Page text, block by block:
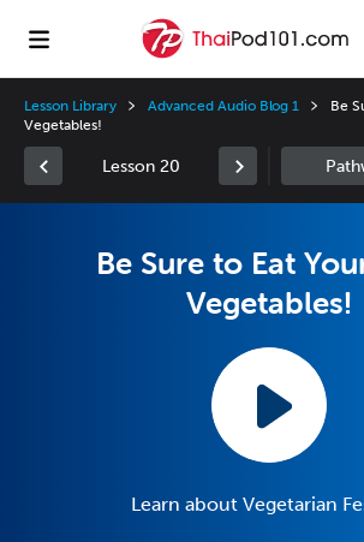
Lesson Library Advanced Audio Blog 1
Be
Vegetables!
Lesson 20
Be Sure to Eat
Vegetables!
Learn about Vegetarian